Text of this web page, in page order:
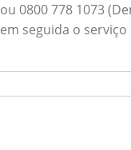
0800 778 1073
seguida o serviço